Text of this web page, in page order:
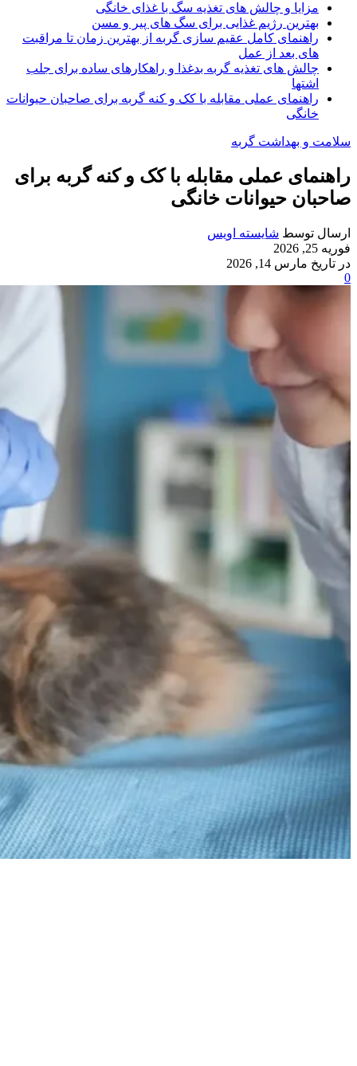
مزایا و چالش‌ های تغذیه سگ با غذای خانگی
بهترین رژیم غذایی برای سگ‌ های پیر و مسن
راهنمای کامل عقیم سازی گربه از بهترین زمان تا مراقبت‌
های بعد از عمل
چالش‌ های تغذیه گربه بدغذا و راهکارهای ساده برای جلب
اشتها
راهنمای عملی مقابله با کک و کنه گربه برای صاحبان حیوانات
خانگی
سلامت و بهداشت گربه
راهنمای عملی مقابله با کک و کنه گربه برای
صاحبان حیوانات خانگی
ارسال توسط شایسته اویس
فوریه 25, 2026
در تاریخ مارس 14, 2026
0